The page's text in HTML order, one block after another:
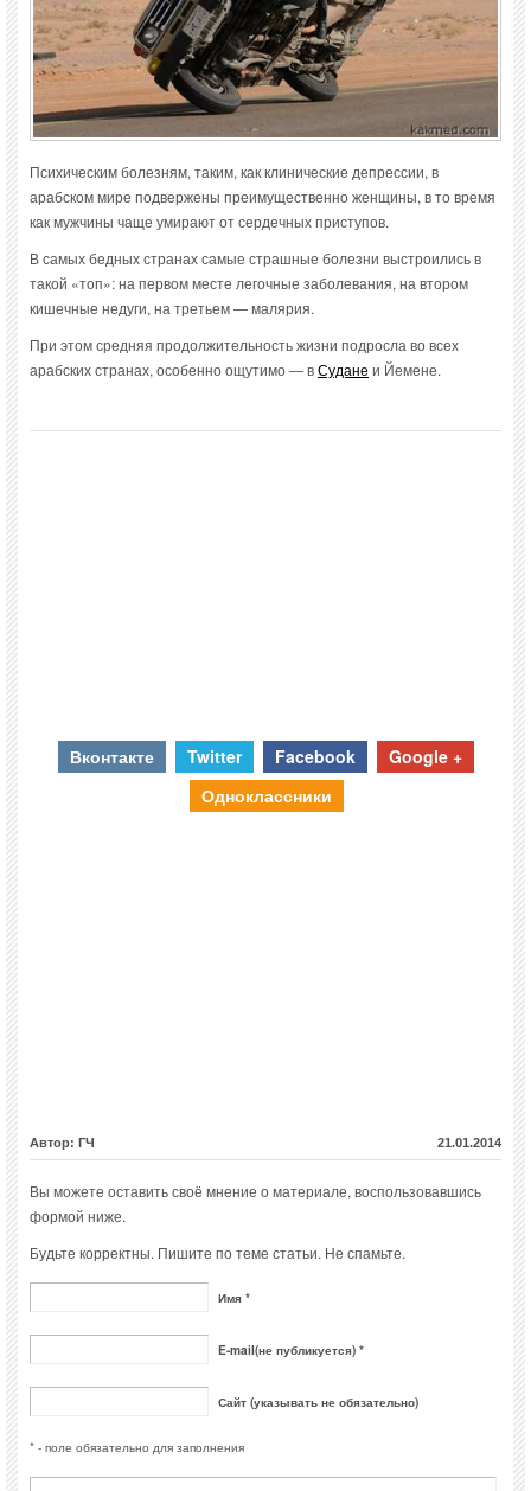
Психическим болезням, таким, как клинические депрессии, в
арабском мире подвержены преимущественно женщины, в то время
как мужчины чаще умирают от сердечных приступов.
В самых бедных странах самые страшные болезни выстроились в
такой «топ»: на первом месте легочные заболевания, на втором
кишечные недуги, на третьем — малярия.
При этом средняя продолжительность жизни подросла во всех
арабских странах, особенно ощутимо — вСудане и Йемене.
Вконтакте Twitter Facebook
Google +
Одноклассники
Автор: ГЧ 21.01.2014
Вы можете оставить своё мнение о материале, воспользовавшись
формой ниже.
Будьте корректны. Пишите по теме статьи. Не спамьте.
Имя *
E-mail(не публикуется) *
Сайт (указывать не обязательно)
* - поле обязательно для заполнения